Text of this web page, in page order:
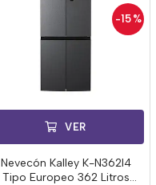
-15 %
VER
Nevecón Kalley K-N362l4
Tipo Europeo 362 Litros